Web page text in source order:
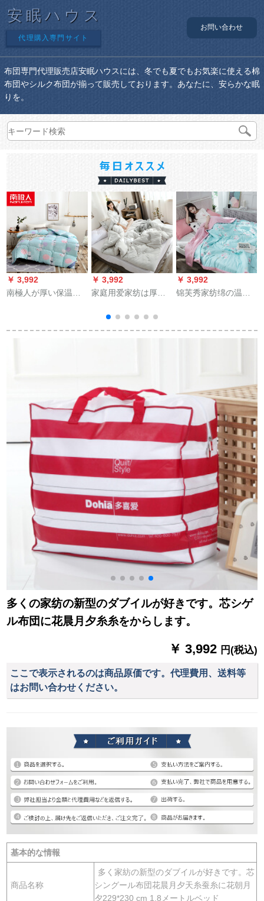
安眠ハウス
代理購入専門サイト
お問い合わせ
布団専門代理販売店安眠ハウスには、冬でも夏でもお気楽に使える棉
布団やシルク布団が揃って販売しております。あなたに、安らかな眠
りを。
￥ 3,992
南極人が厚い保温羽
布団は猫150*200 cm
￥ 3,992
家庭用爱家纺は厚く
冬はダブル布団を心
に学生寮に入れま
￥ 3,992
锦芙秀家纺绵の温度
固められた新疆绵は
団に爱されている幸
せの中で200*230 cm
です。
多くの家纺の新型のダブイルが好きです。芯シゲ
ル布団に花晨月夕糸糸をからします。
￥ 3,992 円(税込)
ここで表示されるのは商品原価です。代理費用、送料等
はお問い合わせください。
基本的な情報
商品名称
多く家紡の新型のダブイルが好きです。芯
シングール布団花晨月夕天糸蚕糸に花朝月
夕229*230 cm 1.8メートルベッド